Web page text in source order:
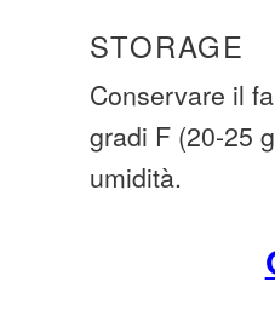
STORAGE
Conservare il
gradi F (20-25
umidità.